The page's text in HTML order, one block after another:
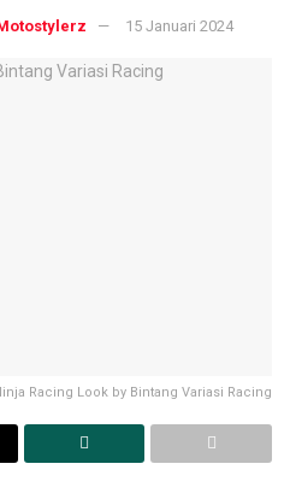
15 Januari 2024
Racing Look by Bintang Variasi Racing